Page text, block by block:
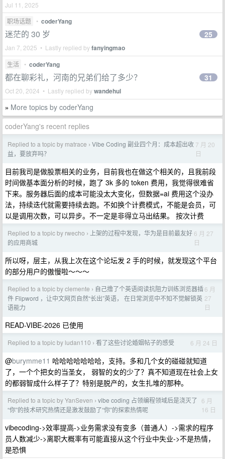
Jul 11, 2025
职场话题
• coderYang
迷茫的 30 岁
Jan 7, 2025 • Lastly replied byfanyingmao
25
生活 • coderYang
都在聊彩礼，河南的兄弟们给了多少？
Oct 20, 2024 • Lastly replied bywandehul
31
» More topics by coderYang
coderYang's recent replies
Replied to a topic by matrace › Vibe Coding 副业四个月：成本超出收
益，要放弃吗？
7 月 20
日
目前我司是做股票相关的业务，目前我也在做这个相关的，且我前段
时间做基本面分析的时候，跑了 3k 多的 token 费用，我觉得很难省
下来。服务器后面的成本可能没太大变化，但数据=ai 费用这个没办
法，持续迭代就需要持续去跑。不如换个计费模式，不能是会员，可
以是调用次数，可以异步。不一定是非得立马出结果。 按次计费
Replied to a topic by rwecho ›
上架的过程中发现，华为是目前最友好
的应用商城
6 月 27
日
所以呀，层主，从我上次在这个论坛发 2 手的时候，就发现这个平台
的部分用户的傲慢啦～～～
Replied to a topic by clemente › 自己撸了个英语阅读抗阻力训练浏览器插
件 Flipword ，让中文网页自然“长出”英语， 在日常浏览中不知不觉解锁英
语能力
6 月
27
日
READ-VIBE-2026 已使用
Replied to a topic by ludan110 › 看了这些讨论婚姻帖子的感受 6 月 24 日
@burymme11 哈哈哈哈哈哈哈，支持。多和几个女的碰碰就知道
了，一个个把女的当圣女， 弱智的女的少了？真不知道现在社会上女
的都弱智成什么样子了？特别是脱产的，女生扎堆的那种。
Replied to a topic by YanSeven › vibe coding 占领编程领域后是浇灭了
“你”的技术研究热情还是激发鼓励了“你”的探索热情呢
6 月
16 日
vibecoding->效率提高->业务需求没有变多（普通人）->需求的程序
员人数减少->离职大概率有可能直接从这个行业中失业->不是热情，
是恐惧